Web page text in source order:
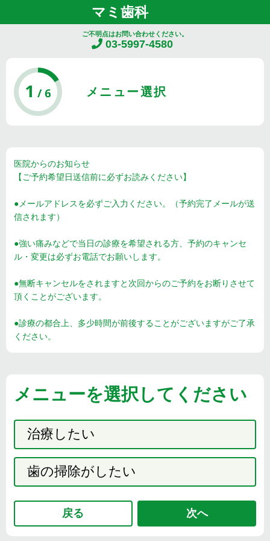
マミ歯科
ご不明点はお問い合わせください。
03-5997-4580
医院からのお知らせ
【ご予約希望日送信前に必ずお読みください】
●メールアドレスを必ずご入力ください。（予約完了メールが送
信されます）
●強い痛みなどで当日の診療を希望される方、予約のキャンセ
ル・変更は必ずお電話でお願いします。
●無断キャンセルをされますと次回からのご予約をお断りさせて
頂くことがございます。
●診療の都合上、多少時間が前後することがございますがご了承
ください。
メニューを選択してください
治療したい
歯の掃除がしたい
戻る
メニュー選択